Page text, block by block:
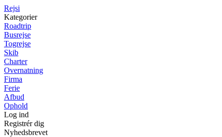
Rejsi
Kategorier
Roadtrip
Busrejse
Togrejse
Skib
Charter
Overnatning
Firma
Ferie
Afbud
Ophold
Log ind
Registrér dig
Nyhedsbrevet